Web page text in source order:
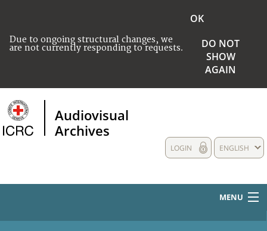
Due to ongoing structural changes, we
are not currently responding to requests.
OK
DO NOT
SHOW
AGAIN
Audiovisual
Archives
ENGLISH
LOGIN
MENU
HOME